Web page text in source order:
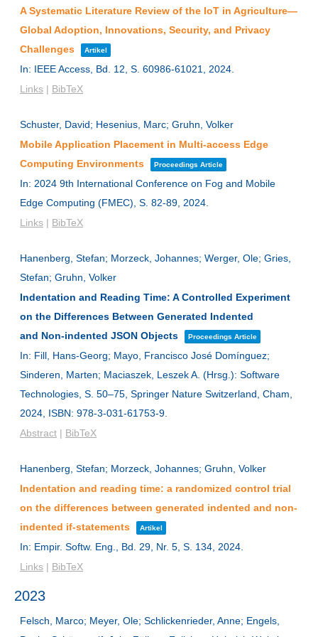
A Systematic Literature Review of the IoT in Agriculture—
Global Adoption, Innovations, Security, and Privacy
Challenges
Artikel
In: IEEE Access, Bd. 12, S. 60986-61021, 2024.
Links
BibTeX
Schuster, David; Hesenius, Marc; Gruhn, Volker
Mobile Application Placement in Multi-access Edge
Computing Environments
Proceedings Article
In: 2024 9th International Conference on Fog and Mobile
Edge Computing (FMEC), S. 82-89, 2024.
Links
BibTeX
Hanenberg, Stefan; Morzeck, Johannes; Werger, Ole; Gries,
Stefan; Gruhn, Volker
Indentation and Reading Time: A Controlled Experiment
on the Differences Between Generated Indented
and Non-indented JSON Objects
Proceedings Article
In: Fill, Hans-Georg; Mayo, Francisco José Domínguez;
Sinderen, Marten; Maciaszek, Leszek A. (Hrsg.): Software
Technologies, S. 50–75, Springer Nature Switzerland, Cham,
2024, ISBN: 978-3-031-61753-9.
Abstract
BibTeX
Hanenberg, Stefan; Morzeck, Johannes; Gruhn, Volker
Indentation and reading time: a randomized control trial
on the differences between generated indented and non-
indented if-statements
Artikel
In: Empir. Softw. Eng., Bd. 29, Nr. 5, S. 134, 2024.
Links
BibTeX
2023
Felsch, Marco; Meyer, Ole; Schlickenrieder, Anne; Engels,